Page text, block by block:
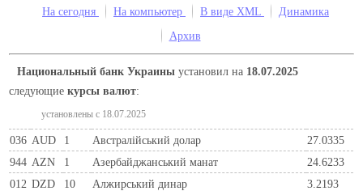
На сегодня На компьютер В виде XML
Динамика
Архив
Национальный банк Украины установил на 18.07.2025
следующиекурсы валют:
установлены c 18.07.2025
036 AUD 1 Австралійський долар
27.0335
944 AZN 1 Азербайджанський манат
24.6233
012 DZD 10 Алжирський динар
3.2193